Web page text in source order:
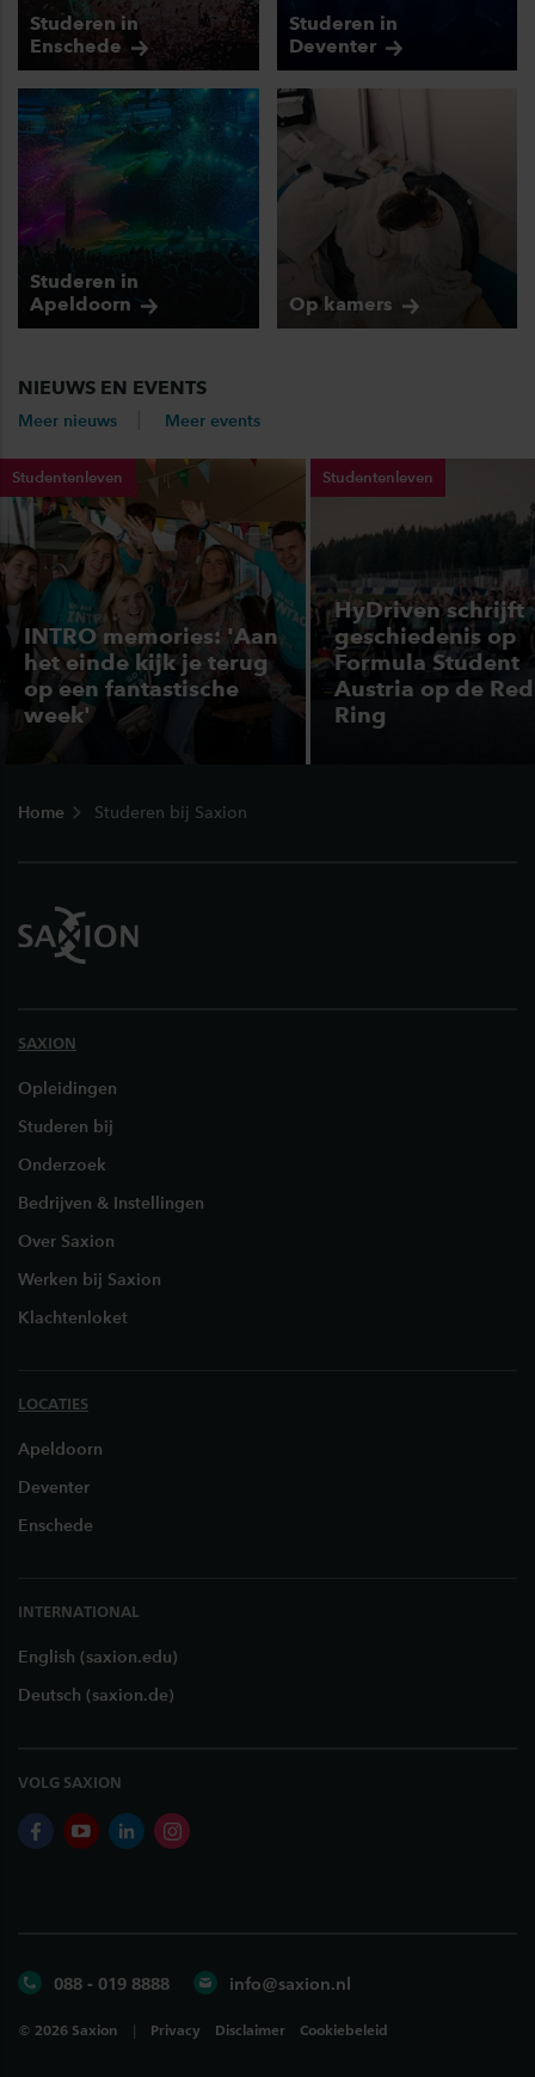
Studeren in
Enschede
Studeren in
Deventer
Studeren in
Apeldoorn
Op kamers
NIEUWS EN EVENTS
Meer nieuws Meer events
Studentenleven
INTRO memories: 'Aan
het einde kijk je terug
op een fantastische
week'
Studentenleven
HyDriven schrijft
geschiedenis op
Formula Student
Austria op de
Ring
Home Studeren bij Saxion
SAXION
Opleidingen
Studeren bij
Onderzoek
Bedrijven & Instellingen
Over Saxion
Werken bij Saxion
Klachtenloket
LOCATIES
Apeldoorn
Deventer
Enschede
INTERNATIONAL
English (saxion.edu)
Deutsch (saxion.de)
VOLG SAXION
facebookyoutubelinkedininstagram
088 - 019 8888 info@saxion.nl
© 2026 Saxion Privacy Disclaimer Cookiebeleid